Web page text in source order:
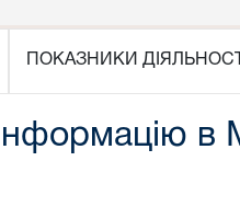
ПОКАЗНИКИ ДІЯЛЬНОСТІ